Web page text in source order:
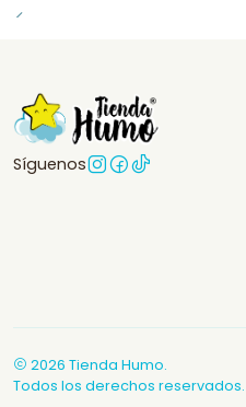
Síguenos
2026 Tienda Humo.
Todos los derechos reservados.